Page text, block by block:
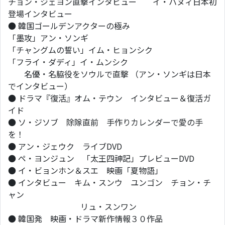
登場インタビュー
● 韓国ゴールデンアクターの極み
「墨攻」アン・ソンギ
「チャングムの誓い」イム・ヒョンシク
「フライ・ダディ」イ・ムンシク
名優・名脇役をソウルで直撃 （アン・ソンギは日本
でインタビュー）
● ドラマ『復活』オム・テウン インタビュー＆復活ガ
イド
● ソ・ジソブ 除隊直前 手作りカレンダーで愛の手
を！
● アン・ジェウク ライブDVD
● ペ・ヨンジュン 「太王四神記」プレビューDVD
● イ・ビョンホン＆スエ 映画「夏物語」
● インタビュー キム・スンウ ユンゴン チョン・チ
ャン
リュ・スンワン
● 韓国発 映画・ドラマ新作情報３０作品